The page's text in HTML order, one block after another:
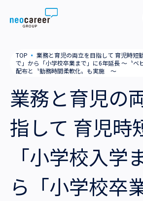
Skip to content
代表メッセージ
私たちの考え方
採用支援
就労支援
業務支援
企業情報
会社概要
拠点一覧
ニュース
サステナビリティ
採用情報
TOP ▪ 業務と育児の両立を目指して 育児時短
で」から「小学校卒業まで」に6年延長 ～〝ベ
配布と〝勤務時間柔軟化〟も実施 ～
業務と育児の
指して 育児時
「小学校入学
ら「小学校卒